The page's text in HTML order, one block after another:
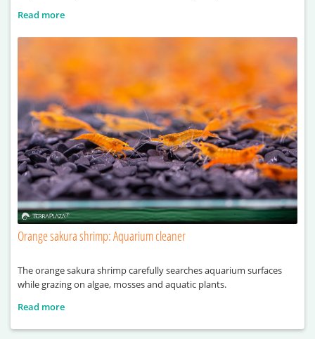
Read more
Orange sakura shrimp: Aquarium cleaner
The orange sakura shrimp carefully searches aquarium surfaces
while grazing on algae, mosses and aquatic plants.
Read more